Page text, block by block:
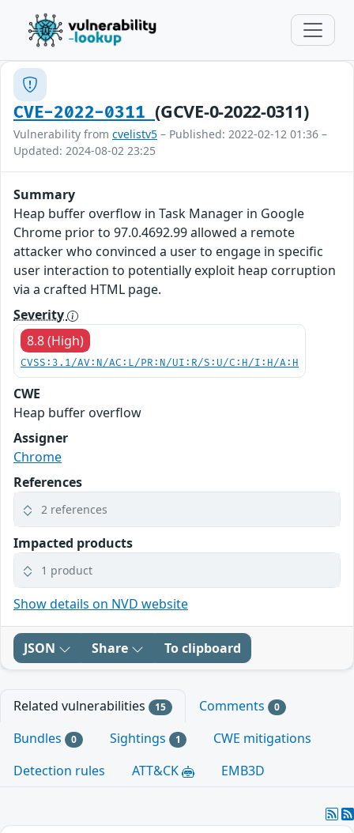
CVE-2022-0311(GCVE-0-2022-0311)
Vulnerability from cvelistv5 – Published: 2022-02-12 01:36 –
Updated: 2024-08-02 23:25
Summary
Heap buffer overflow in Task Manager in Google
Chrome prior to 97.0.4692.99 allowed a remote
attacker who convinced a user to engage in specific
user interaction to potentially exploit heap corruption
via a crafted HTML page.
Severity
8.8 (High)
CVSS:3.1/AV:N/AC:L/PR:N/UI:R/S:U/C:H/I:H/A:H
CWE
Heap buffer overflow
Assigner
Chrome
References
2 references
Impacted products
1 product
Show details on NVD website
JSON Share To clipboard
Related vulnerabilities 15 Comments 0
Bundles 0 Sightings 1
CWE mitigations
Detection rules
ATT&CK EMB3D